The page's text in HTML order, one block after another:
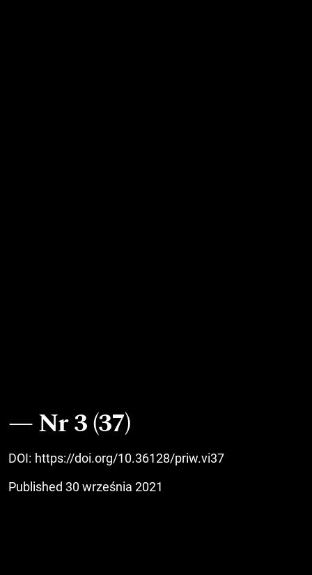
Nr 3 (37)
DOI: https://doi.org/10.36128/priw.vi37
Published 30 września 2021